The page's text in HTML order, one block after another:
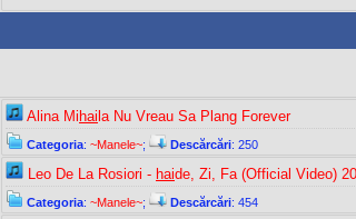
Alina Mi hai la Nu Vreau Sa Plang Forever
Categoria: ~Manele~; Descărcări: 250
Leo De La Rosiori - haide, Zi, Fa (Official Video)
Categoria: ~Manele~; Descărcări: 454